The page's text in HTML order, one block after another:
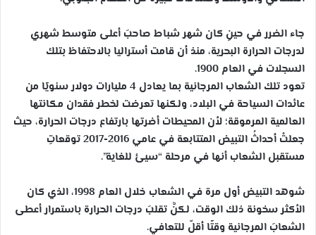
جاء الضرر في حينِ كان شهر شباط صاحبَ أعلى متوسط شهري
لدرجات الحرارة البحرية، منذ أن قامت أستراليا بالاحتفاظ بتلك
السجلات في العام 1900.
تعود تلك الشعاب المرجانية بما يعادل 4 مليارات دولار سنويًا من
عائدات السياحة في البلاد، ولكنها تعرضت لخطر فقدان مكانتها
العالمية المرموقة؛ لأن المحيطات أضرتها بارتفاع درجات الحرارة، حيث
جعلتْ أحداثُ التبيض المتتابعة في عامي 2016-2017 توقعاتِ
مستقبل الشعاب أنها في مرحلة “سيئ للغاية”.
شوهد التبيض أول مرة في الشعاب خلال العام 1998، الذي كان
الأكثر سخونة ذلك الوقت، لكنَّ تقلبَ درجات الحرارة باستمرار أعطى
الشعابَ المرجانية وقتًا أقلّ للتعافي.